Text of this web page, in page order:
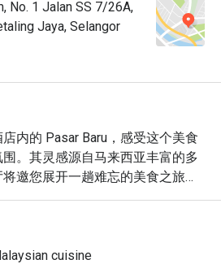
No. 1 Jalan SS 7/26A,
Jaya, Selangor
内的 Pasar Baru，感受这个美食
。其灵感源自马来西亚丰富的多
邀您展开一趟难忘的美食之旅。
与现场烹饪台的滋滋声响，主厨
的自助飨宴。在 PJ 的中心地
的马来、中华与印度佳肴，以及
国美馔和西式经典料理。
cuisine